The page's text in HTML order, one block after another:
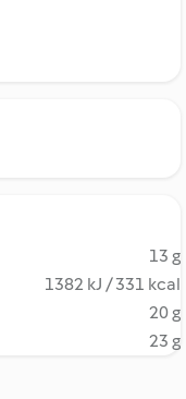
13 g
1382 kJ / 331 kcal
20 g
23 g